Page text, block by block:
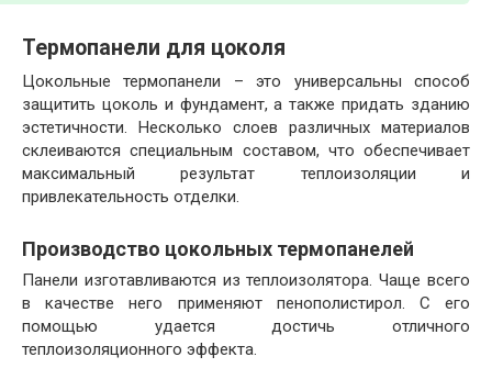
Термопанели для цоколя
Цокольные термопанели – это универсальны способ
защитить цоколь и фундамент, а также придать зданию
эстетичности. Несколько слоев различных материалов
склеиваются специальным составом, что обеспечивает
максимальный результат теплоизоляции и
привлекательность отделки.
Производство цокольных термопанелей
Панели изготавливаются из теплоизолятора. Чаще всего
в качестве него применяют пенополистирол. С его
помощью удается достичь отличного
теплоизоляционного эффекта.